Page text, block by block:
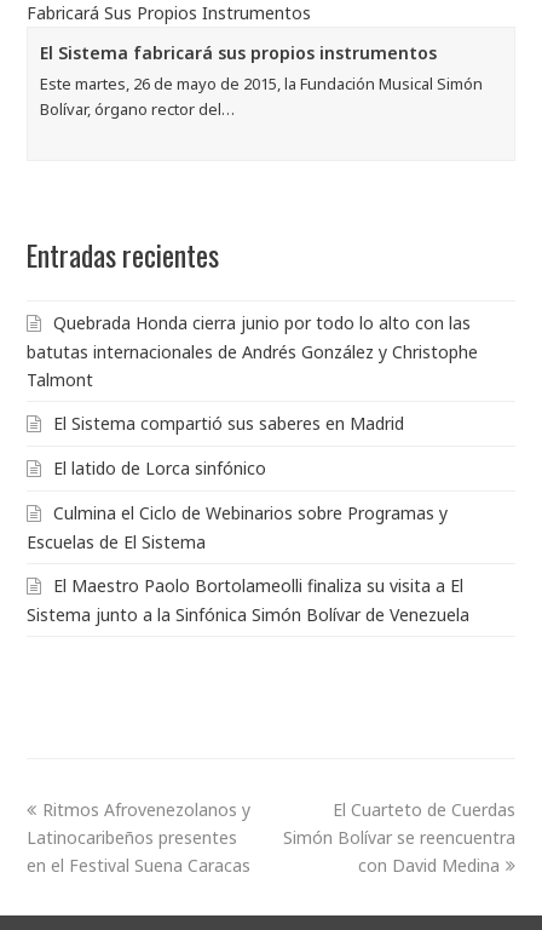
El Sistema fabricará sus propios instrumentos
Este martes, 26 de mayo de 2015, la Fundación Musical Simón
Bolívar, órgano rector del…
Entradas recientes
Quebrada Honda cierra junio por todo lo alto con las
batutas internacionales de Andrés González y Christophe
Talmont
El Sistema compartió sus saberes en Madrid
El latido de Lorca sinfónico
Culmina el Ciclo de Webinarios sobre Programas y
Escuelas de El Sistema
El Maestro Paolo Bortolameolli finaliza su visita a El
Sistema junto a la Sinfónica Simón Bolívar de Venezuela
Ritmos Afrovenezolanos y
Latinocaribeños presentes
en el Festival Suena Caracas
El Cuarteto de Cuerdas
Simón Bolívar se reencuentra
con David Medina